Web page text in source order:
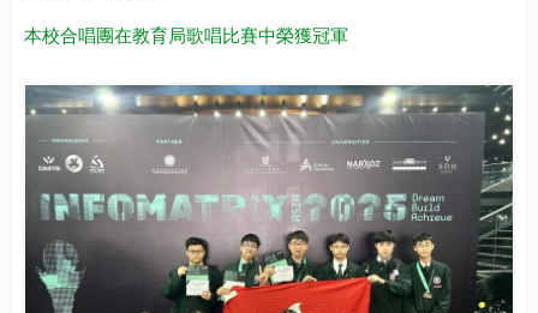
本校合唱團在教育局歌唱比賽中榮獲冠軍